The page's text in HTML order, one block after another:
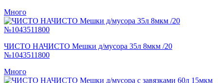
Много
ЧИСТО НАЧИСТО Мешки д/мусора 35л 8мкм /20
№1043511800
Много